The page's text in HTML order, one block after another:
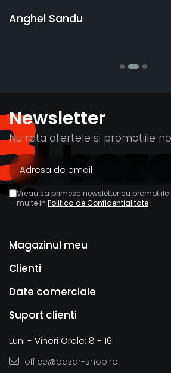
Anghel Sandu
Newsletter
Nu rata ofertele si promotiile
Vreau sa primesc newsletter cu
multe in Politica de Confidentialitate
Magazinul meu
Clienti
Date comerciale
Suport clienti
Luni - Vineri Orele: 8 - 16
office@bazar-shop.ro